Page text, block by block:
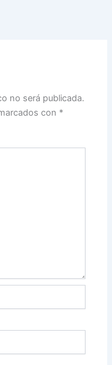
no será publicada.
con *